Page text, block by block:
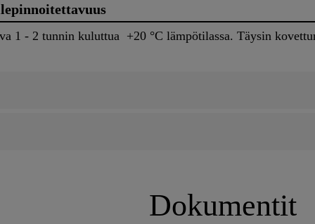
1 - 2 tunnin kuluttua +20 °C lämpötilassa. Täysin
Dokumentit